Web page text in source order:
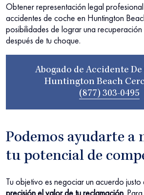
Obtener representación legal
accidentes de coche en Huntington
posibilidades de lograr una
después de tu choque.
Abogado de Accidente
Huntington Beach
(877) 303-0495
Podemos ayudarte a
tu potencial de
Tu objetivo es negociar un acuerdo justo
precisión el valor de tu reclamación.